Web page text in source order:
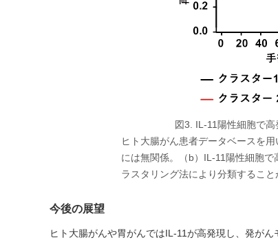
図3. IL-11陽性細胞で
ヒト大腸がん患者データベースを
には無関係。（b）IL-11陽性細胞
ラスタリング法により分類するこ
今後の展望
ヒト大腸がんや胃がんではIL-11が高発現し、発が